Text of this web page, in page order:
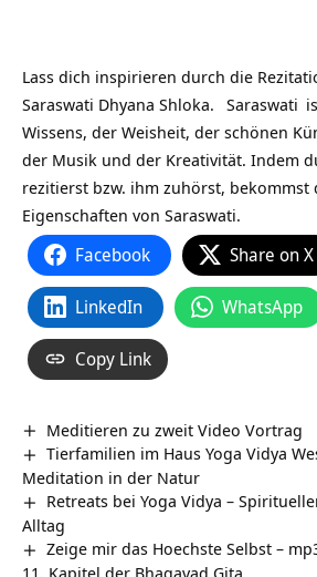
Lass dich inspirieren durch die
Saraswati Dhyana Shloka. Saraswati
Wissens, der Weisheit, der schönen
der Musik und der Kreativität. Indem
rezitierst bzw. ihm zuhörst, bekommst
Eigenschaften von Saraswati.
Facebook Share on X
LinkedIn WhatsApp
Copy Link
Meditieren zu zweit Video Vortrag
Tierfamilien im Haus Yoga Vidya
Meditation in der Natur
Retreats bei Yoga Vidya –
Alltag
Zeige mir das Hoechste Selbst –